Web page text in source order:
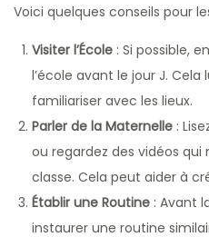
Voici quelques conseils pour
Visiter l’École : Si possible,
l’école avant le jour J.
familiariser avec les lieux.
Parler de la Maternelle :
ou regardez des vidéos
classe. Cela peut aider à
Établir une Routine : Avant
instaurer une routine